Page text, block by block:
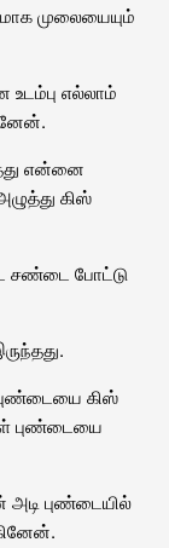
முலையையும்
எல்லாம்
என்னை
கிஸ்
சண்டை போட்டு
கிஸ்
புண்டையை
புண்டையில்